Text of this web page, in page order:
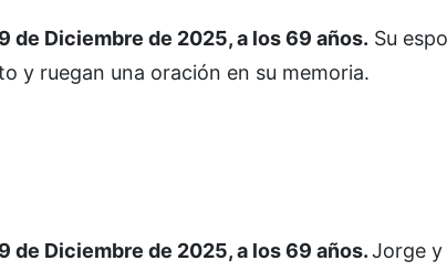
9 de Diciembre de 2025, a los 69 años. Su
y ruegan una oración en su memoria.
9 de Diciembre de 2025, a los 69 años.Jorge